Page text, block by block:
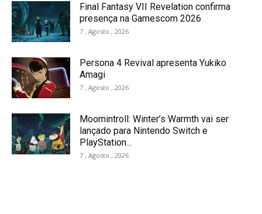
Final Fantasy VII Revelation confirma
presença na Gamescom 2026
7 , Agosto , 2026
Persona 4 Revival apresenta Yukiko
Amagi
7 , Agosto , 2026
Moomintroll: Winter’s Warmth vai ser
lançado para Nintendo Switch e
PlayStation...
7 , Agosto , 2026